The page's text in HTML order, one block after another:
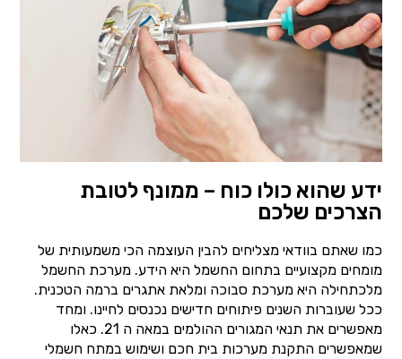
ידע שהוא כולו כוח – ממונף לטובת
הצרכים שלכם
כמו שאתם בוודאי מצליחים להבין העוצמה הכי משמעותית של
מומחים מקצועיים בתחום החשמל היא הידע. מערכת החשמל
מלכתחילה היא מערכת סבוכה ומלאת אתגרים ברמה הטכנית.
ככל שעוברות השנים פיתוחים חדישים נכנסים לחיינו. ומחד
מאפשרים את תנאי המגורים ההולמים במאה ה 21. כאלו
שמאפשרים התקנת מערכות בית חכם ושימוש במתח חשמלי